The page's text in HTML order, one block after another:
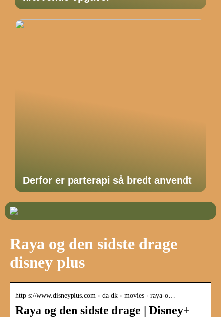
Derfor er parterapi så bredt anvendt
Raya og den sidste drage
disney plus
http s://www.disneyplus.com › da-dk › movies › raya-o…
Raya og den sidste drage | Disney+